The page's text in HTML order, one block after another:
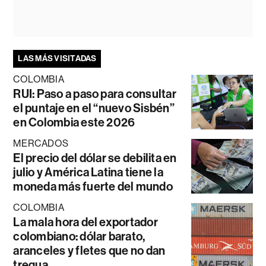
LAS MÁS VISITADAS
COLOMBIA
RUI: Paso a paso para consultar
el puntaje en el “nuevo Sisbén”
en Colombia este 2026
MERCADOS
El precio del dólar se debilita en
julio y América Latina tiene la
moneda más fuerte del mundo
COLOMBIA
La mala hora del exportador
colombiano: dólar barato,
aranceles y fletes que no dan